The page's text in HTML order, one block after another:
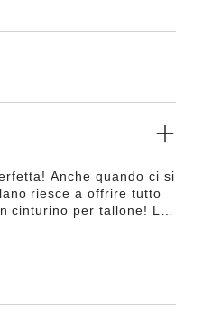
Anche quando ci si
riesce a offrire tutto
cinturino per tallone! La
nabuk pregiata e